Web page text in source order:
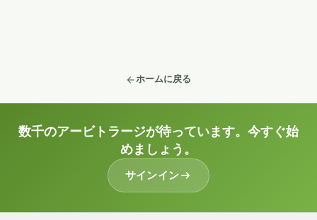
ホームに戻る
数千のアービトラージが待っています。今すぐ始
めましょう。
サインイン